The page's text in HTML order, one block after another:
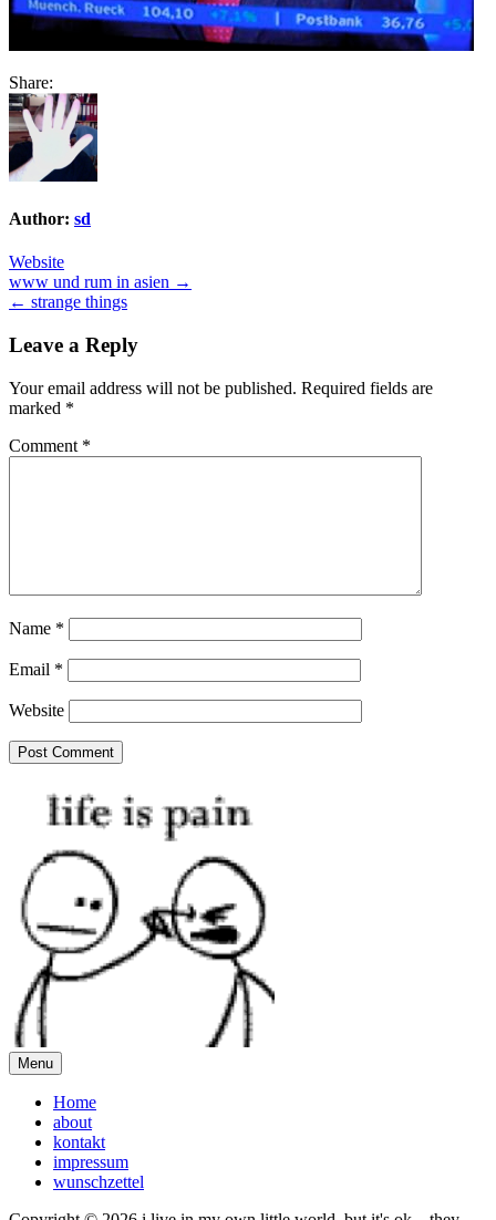
Share:
Author: sd
Website
Post
navigation
www und rum in asien →
← strange things
Leave a Reply
Your email address will not be published. Required fields are
marked *
Comment *
Name *
Email *
Website
Menu
Home
about
kontakt
impressum
wunschzettel